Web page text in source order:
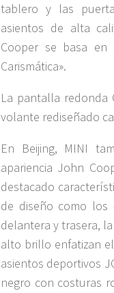
tablero y las
asientos de alta
Cooper se basa en
Carismática».
La pantalla redonda
volante rediseñado
En Beijing, MINI
apariencia John
destacado
de diseño como los
delantera y trasera,
alto brillo enfatizan
asientos deportivos
negro con costuras